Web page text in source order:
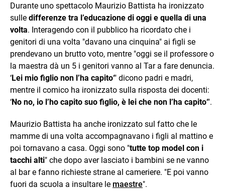
Durante uno spettacolo Maurizio Battista ha ironizzato
sulle differenze tra l’educazione di oggi e quella di una
volta. Interagendo con il pubblico ha ricordato che i
genitori di una volta "davano una cinquina" ai figli se
prendevano un brutto voto, mentre "oggi se il professore o
la maestra dà un 5 i genitori vanno al Tar a fare denuncia.
‘Lei mio figlio non l’ha capito‘" dicono padri e madri,
mentre il comico ha ironizzato sulla risposta dei docenti:
‘No no, io l’ho capito suo figlio, è lei che non l’ha capito‘".
Maurizio Battista ha anche ironizzato sul fatto che le
mamme di una volta accompagnavano i figli al mattino e
poi tornavano a casa. Oggi sono "tutte top model con i
tacchi alti" che dopo aver lasciato i bambini se ne vanno
al bar e fanno richieste strane al cameriere. "E poi vanno
fuori da scuola a insultare le maestre".